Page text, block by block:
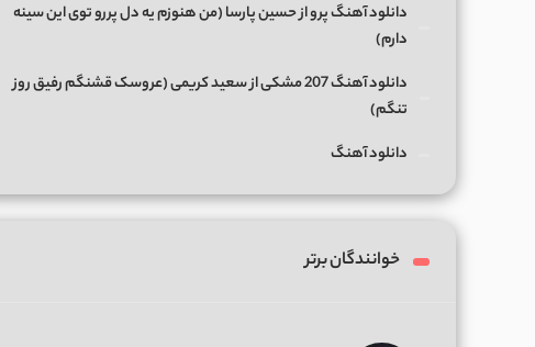
دانلود آهنگ پرو از حسین پارسا (من هنوزم یه دل پررو توی این سینه
دارم)
دانلود آهنگ 207 مشکی از سعید کریمی (عروسک قشنگم رفیق روز
تنگم)
دانلود آهنگ
خوانندگان برتر